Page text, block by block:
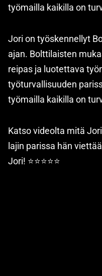
työmailla kaikilla on
Jori on työskennellyt
ajan. Bolttilaisten
reipas ja luotettava
työturvallisuuden
työmailla kaikilla on
Katso videolta mitä
lajin parissa hän
Jori! ⭐⭐⭐⭐⭐